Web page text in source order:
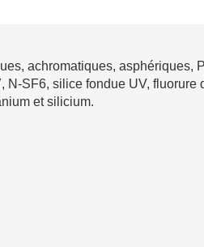
achromatiques, asphériques,
N-SF6, silice fondue UV, fluorure
et silicium.